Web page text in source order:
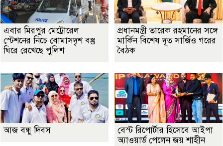
এবার মিরপুর মেট্রোরেল
স্টেশনের নিচে বোমাসদৃশ বস্তু
ঘিরে রেখেছে পুলিশ
প্রধানমন্ত্রী তারেক রহমানের সঙ্গে
মার্কিন বিশেষ দূত সার্জিও গরের
বৈঠক
আজ বন্ধু দিবস
বেস্ট রিপোর্টার হিসেবে আইপা
অ্যাওয়ার্ড পেলেন জয় শাহীন